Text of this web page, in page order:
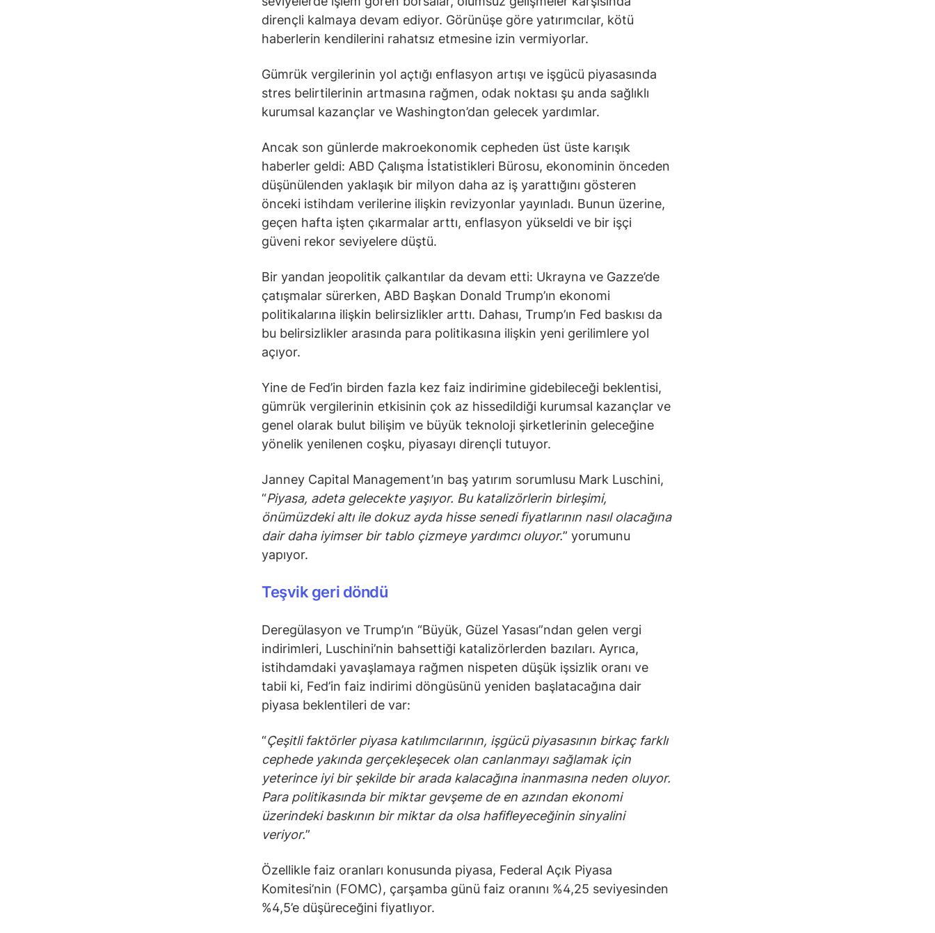
dirençli kalmaya devam ediyor. Görünüşe göre yatırımcılar, kötü
haberlerin kendilerini rahatsız etmesine izin vermiyorlar.
Gümrük vergilerinin yol açtığı enflasyon artışı ve işgücü piyasasında
stres belirtilerinin artmasına rağmen, odak noktası şu anda sağlıklı
kurumsal kazançlar ve Washington’dan gelecek yardımlar.
Ancak son günlerde makroekonomik cepheden üst üste karışık
haberler geldi: ABD Çalışma İstatistikleri Bürosu, ekonominin önceden
düşünülenden yaklaşık bir milyon daha az iş yarattığını gösteren
önceki istihdam verilerine ilişkin revizyonlar yayınladı. Bunun üzerine,
geçen hafta işten çıkarmalar arttı, enflasyon yükseldi ve bir işçi
güveni rekor seviyelere düştü.
Bir yandan jeopolitik çalkantılar da devam etti: Ukrayna ve Gazze’de
çatışmalar sürerken, ABD Başkan Donald Trump’ın ekonomi
politikalarına ilişkin belirsizlikler arttı. Dahası, Trump’ın Fed baskısı da
bu belirsizlikler arasında para politikasına ilişkin yeni gerilimlere yol
açıyor.
Yine de Fed’in birden fazla kez faiz indirimine gidebileceği beklentisi,
gümrük vergilerinin etkisinin çok az hissedildiği kurumsal kazançlar ve
genel olarak bulut bilişim ve büyük teknoloji şirketlerinin geleceğine
yönelik yenilenen coşku, piyasayı dirençli tutuyor.
Janney Capital Management’ın baş yatırım sorumlusu Mark Luschini,
“Piyasa, adeta gelecekte yaşıyor. Bu katalizörlerin birleşimi,
önümüzdeki altı ile dokuz ayda hisse senedi fiyatlarının nasıl olacağına
dair daha iyimser bir tablo çizmeye yardımcı oluyor.” yorumunu
yapıyor.
Teşvik geri döndü
Deregülasyon ve Trump’ın “Büyük, Güzel Yasası”ndan gelen vergi
indirimleri, Luschini’nin bahsettiği katalizörlerden bazıları. Ayrıca,
istihdamdaki yavaşlamaya rağmen nispeten düşük işsizlik oranı ve
tabii ki, Fed’in faiz indirimi döngüsünü yeniden başlatacağına dair
piyasa beklentileri de var:
“Çeşitli faktörler piyasa katılımcılarının, işgücü piyasasının birkaç farklı
cephede yakında gerçekleşecek olan canlanmayı sağlamak için
yeterince iyi bir şekilde bir arada kalacağına inanmasına neden oluyor.
Para politikasında bir miktar gevşeme de en azından ekonomi
üzerindeki baskının bir miktar da olsa hafifleyeceğinin sinyalini
veriyor.”
Özellikle faiz oranları konusunda piyasa, Federal Açık Piyasa
Komitesi’nin (FOMC), çarşamba günü faiz oranını %4,25 seviyesinden
%4,5’e düşüreceğini fiyatlıyor.